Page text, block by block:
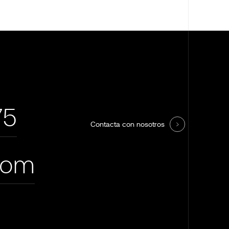
Contacta con nosotros